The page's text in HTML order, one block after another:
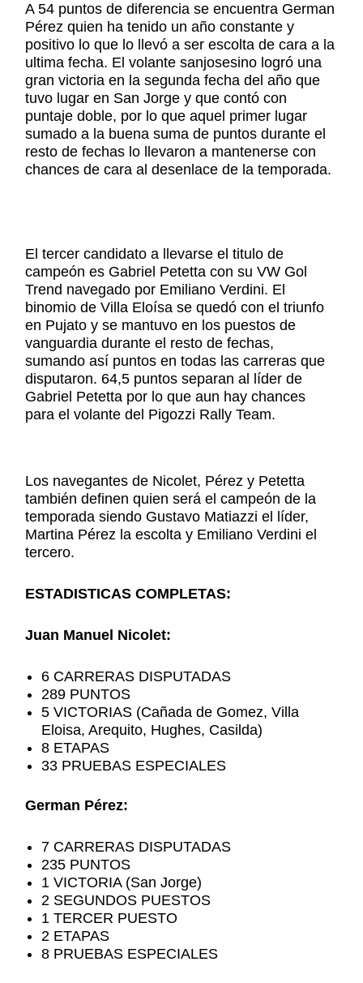
A 54 puntos de diferencia se encuentra German
Pérez quien ha tenido un año constante y
positivo lo que lo llevó a ser escolta de cara a la
ultima fecha. El volante sanjosesino logró una
gran victoria en la segunda fecha del año que
tuvo lugar en San Jorge y que contó con
puntaje doble, por lo que aquel primer lugar
sumado a la buena suma de puntos durante el
resto de fechas lo llevaron a mantenerse con
chances de cara al desenlace de la temporada.
El tercer candidato a llevarse el titulo de
campeón es Gabriel Petetta con su VW Gol
Trend navegado por Emiliano Verdini. El
binomio de Villa Eloísa se quedó con el triunfo
en Pujato y se mantuvo en los puestos de
vanguardia durante el resto de fechas,
sumando así puntos en todas las carreras que
disputaron. 64,5 puntos separan al líder de
Gabriel Petetta por lo que aun hay chances
para el volante del Pigozzi Rally Team.
Los navegantes de Nicolet, Pérez y Petetta
también definen quien será el campeón de la
temporada siendo Gustavo Matiazzi el líder,
Martina Pérez la escolta y Emiliano Verdini el
tercero.
ESTADISTICAS COMPLETAS:
Juan Manuel Nicolet:
6 CARRERAS DISPUTADAS
289 PUNTOS
5 VICTORIAS (Cañada de Gomez, Villa
Eloisa, Arequito, Hughes, Casilda)
8 ETAPAS
33 PRUEBAS ESPECIALES
German Pérez:
7 CARRERAS DISPUTADAS
235 PUNTOS
1 VICTORIA (San Jorge)
2 SEGUNDOS PUESTOS
1 TERCER PUESTO
2 ETAPAS
8 PRUEBAS ESPECIALES